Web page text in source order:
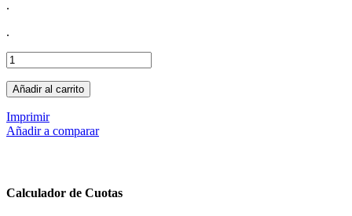
.
.
Añadir al carrito
Imprimir
Añadir a comparar
Calculador de Cuotas